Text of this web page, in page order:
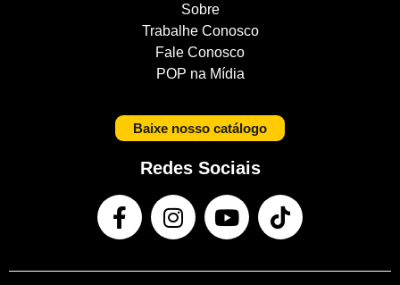
Sobre
Trabalhe Conosco
Fale Conosco
POP na Mídia
Baixe nosso catálogo
Redes Sociais